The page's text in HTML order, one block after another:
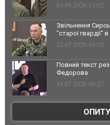
03.08.2026 13:02
Звільнення
"старої гвардії"
23.07.2026 10:32
Повний текст
Федорова
18.07.2026 09:27